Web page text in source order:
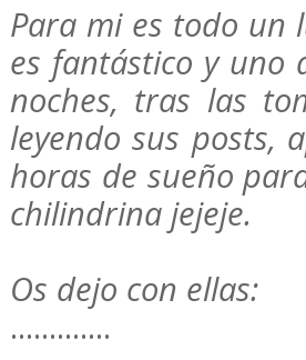
Para mi es todo un
es fantástico y uno
noches, tras las
leyendo sus posts,
horas de sueño
chilindrina jejeje.
Os dejo con ellas:
.............